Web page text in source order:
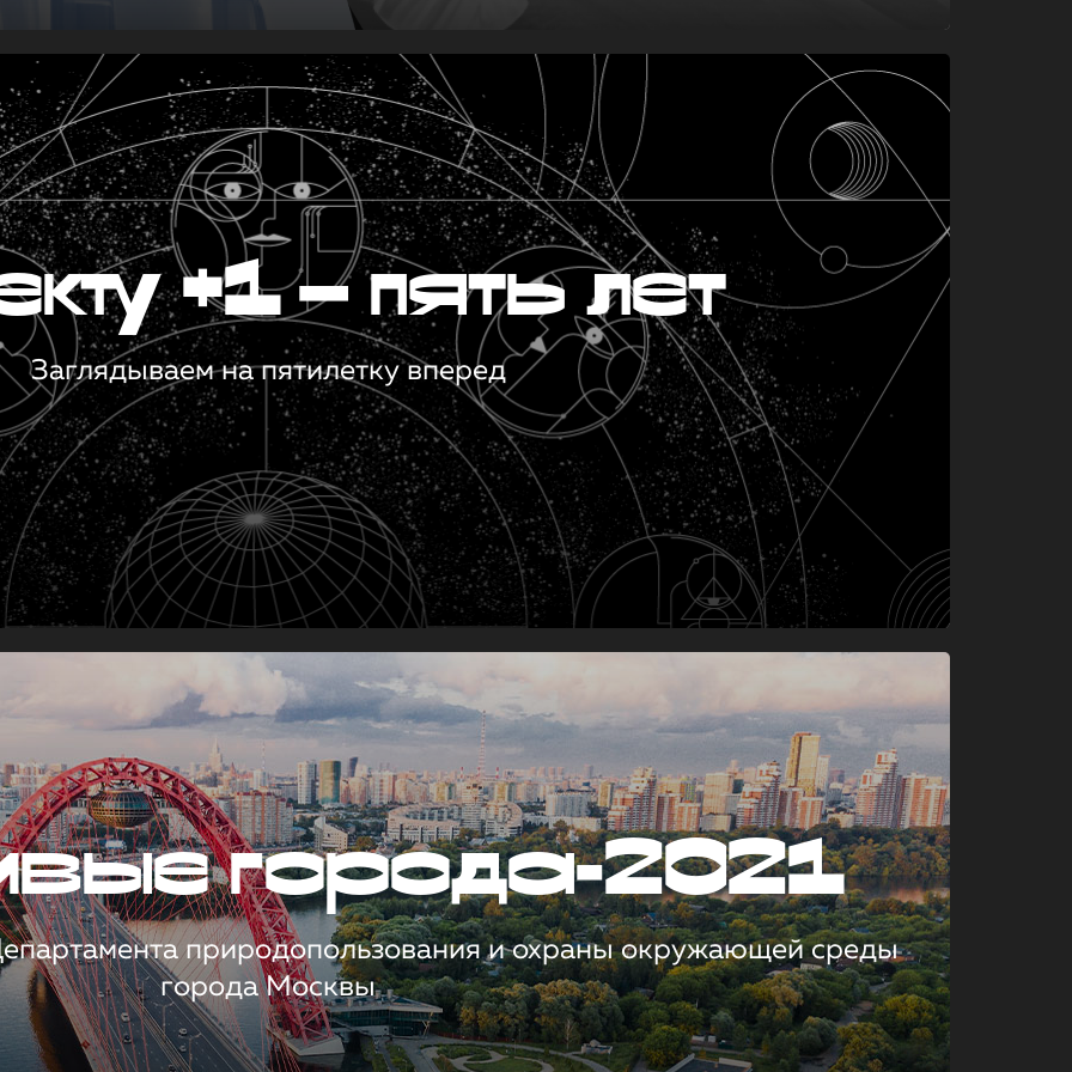
+1 — пять лет
Заглядываем на пятилетку вперед
города-2021
природопользования и охраны окружающей среды
города Москвы